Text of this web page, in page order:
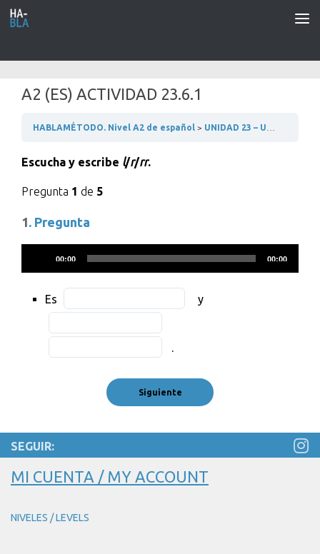
Saltar al contenido
A2 (ES) ACTIVIDAD 23.6.1
HABLAMÉTODO. Nivel A2 de español UNIDAD 23 – UNA ENTREVISTA DE TRABAJO
Escucha y escribe l/r/rr.
Pregunta 1 de 5
1. Pregunta
de
00:00 00:00
Es
BLANK
1
of
3
BLANK
3.
Es Fill
in
the
y
of
3
3
of
.
SEGUIR:
MI CUENTA / MY ACCOUNT
NIVELES / LEVELS